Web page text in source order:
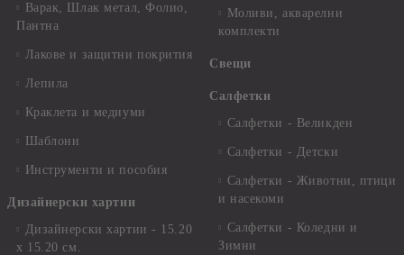
Варак, Шлак метал, Фолио,
Пантна
Лакове и защитни покрития
Лепила
Краклета и медиуми
Шаблони
Инструменти и пособия
Дизайнерски хартии
Дизайнерски хартии - 15.20
х 15.20 см.
Моливи, акварелни
комплекти
Свещи
Салфетки
Салфетки - Великден
Салфетки - Детски
Салфетки - Животни, птици
и насекоми
Салфетки - Коледни и
Зимни